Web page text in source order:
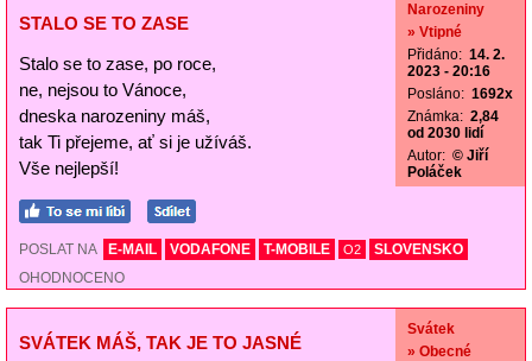
STALO SE TO ZASE
Stalo se to zase, po roce,
ne, nejsou to Vánoce,
dneska narozeniny máš,
tak Ti přejeme, ať si je užíváš.
Vše nejlepší!
Narozeniny
» Vtipné
Přidáno: 14. 2.
2023 - 20:16
Posláno: 1692x
Známka: 2,84
od 2030 lidí
Autor: © Jiří
Poláček
POSLAT NA E-MAIL VODAFONE T-MOBILE O2
SLOVENSKO
OHODNOCENO
SVÁTEK MÁŠ, TAK JE TO JASNÉ
Svátek
» Obecné